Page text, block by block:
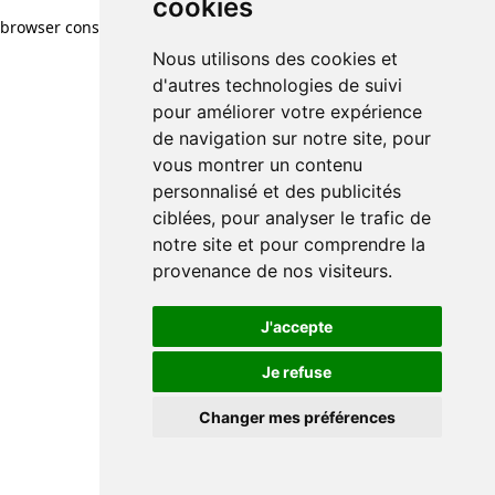
cookies
Nous utilisons des cookies et
d'autres technologies de suivi
pour améliorer votre expérience
de navigation sur notre site, pour
vous montrer un contenu
personnalisé et des publicités
ciblées, pour analyser le trafic de
notre site et pour comprendre la
provenance de nos visiteurs.
J'accepte
Je refuse
Changer mes préférences
browser console for more information)